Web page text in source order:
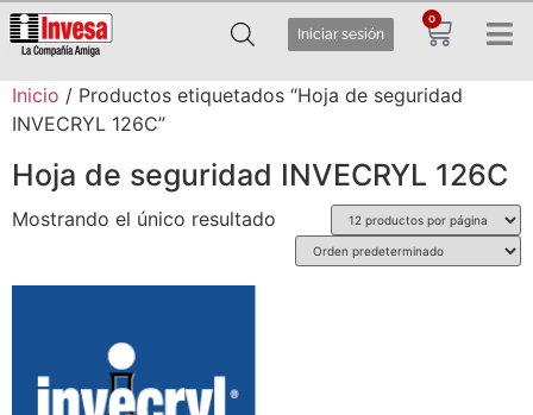
Iniciar sesión
0
Inicio / Productos etiquetados “Hoja de seguridad
INVECRYL 126C”
Hoja de seguridad INVECRYL 126C
Mostrando el único resultado